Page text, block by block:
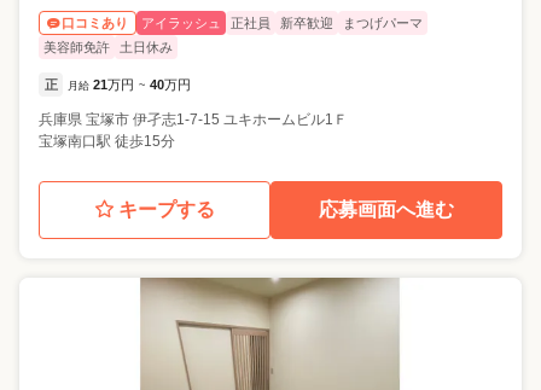
口コミあり アイラッシュ 正社員 新卒歓迎
まつげパーマ
美容師免許
土日休み
正 月給 21万円 ~ 40万円
兵庫県 宝塚市 伊孑志1-7-15 ユキホームビル1Ｆ
宝塚南口駅 徒歩15分
キープする 応募画面へ進む